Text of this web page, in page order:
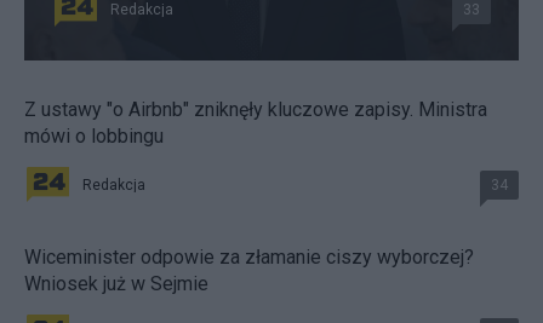
Redakcja 33
Z ustawy "o Airbnb" zniknęły kluczowe zapisy. Ministra
mówi o lobbingu
Redakcja 34
Wiceminister odpowie za złamanie ciszy wyborczej?
Wniosek już w Sejmie